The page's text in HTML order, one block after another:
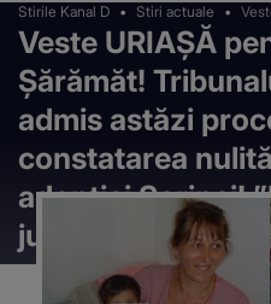
Stirile Kanal D Stiri actuale
Veste URIAȘĂ
Șărămăt!
admis astăzi
constatarea
adopției Sorinei!
judecă!”